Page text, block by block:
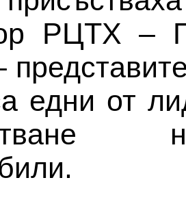
РЦТХ –
едни от